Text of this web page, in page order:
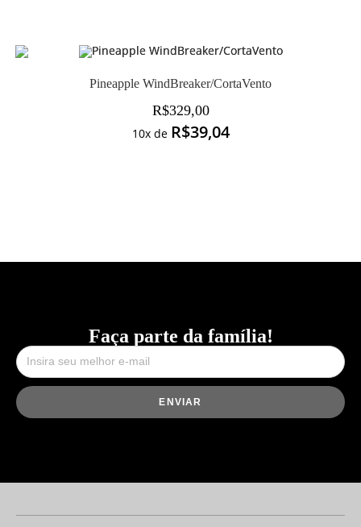
Pineapple WindBreaker/CortaVento
R$329,00
10x de R$39,04
Faça parte da família!
ENVIAR